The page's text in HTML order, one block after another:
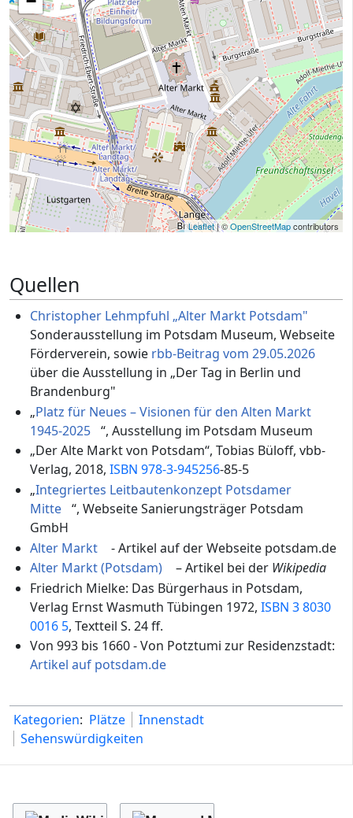
Leaflet| ©OpenStreetMapcontributors
Quellen
Christopher Lehmpfuhl „Alter Markt Potsdam"
Sonderausstellung im Potsdam Museum, Webseite
Förderverein, sowie rbb-Beitrag vom 29.05.2026
über die Ausstellung in „Der Tag in Berlin und
Brandenburg"
„Platz für Neues – Visionen für den Alten Markt
1945-2025
“, Ausstellung im Potsdam Museum
„Der Alte Markt von Potsdam“, Tobias Büloff, vbb-
Verlag, 2018, ISBN 978-3-945256-85-5
„Integriertes Leitbautenkonzept Potsdamer
Mitte
“, Webseite Sanierungsträger Potsdam
GmbH
Alter Markt
- Artikel auf der Webseite potsdam.de
Alter Markt (Potsdam)
– Artikel bei der Wikipedia
Friedrich Mielke: Das Bürgerhaus in Potsdam,
Verlag Ernst Wasmuth Tübingen 1972, ISBN 3 8030
0016 5, Textteil S. 24 ff.
Von 993 bis 1660 - Von Potztumi zur Residenzstadt:
Artikel auf potsdam.de
Kategorien: Plätze
Innenstadt
Sehenswürdigkeiten